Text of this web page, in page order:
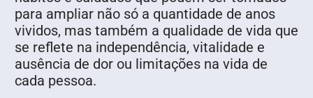
para ampliar não só a quantidade de anos
vividos, mas também a qualidade de vida que
se reflete na independência, vitalidade e
ausência de dor ou limitações na vida de
cada pessoa.